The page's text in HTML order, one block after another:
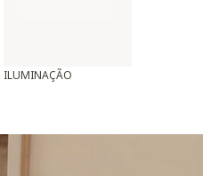
ILUMINAÇÃO